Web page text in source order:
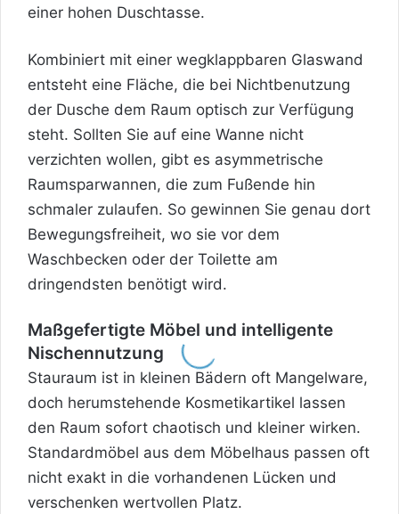
einer hohen Duschtasse.
Kombiniert mit einer wegklappbaren Glaswand
entsteht eine Fläche, die bei Nichtbenutzung
der Dusche dem Raum optisch zur Verfügung
steht. Sollten Sie auf eine Wanne nicht
verzichten wollen, gibt es asymmetrische
Raumsparwannen, die zum Fußende hin
schmaler zulaufen. So gewinnen Sie genau dort
Bewegungsfreiheit, wo sie vor dem
Waschbecken oder der Toilette am
dringendsten benötigt wird.
Maßgefertigte Möbel und intelligente
Nischennutzung
Stauraum ist in kleinen Bädern oft Mangelware,
doch herumstehende Kosmetikartikel lassen
den Raum sofort chaotisch und kleiner wirken.
Standardmöbel aus dem Möbelhaus passen oft
nicht exakt in die vorhandenen Lücken und
verschenken wertvollen Platz.